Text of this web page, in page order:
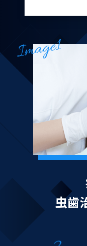
１ヶ月ー２ヶ月
全体の噛み合わ
れたばかりの時
なることがありま
虫歯